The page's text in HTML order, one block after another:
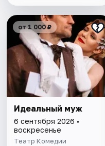
от 1 000 ₽
Идеальный муж
6 сентября 2026 •
воскресенье
Театр Комедии